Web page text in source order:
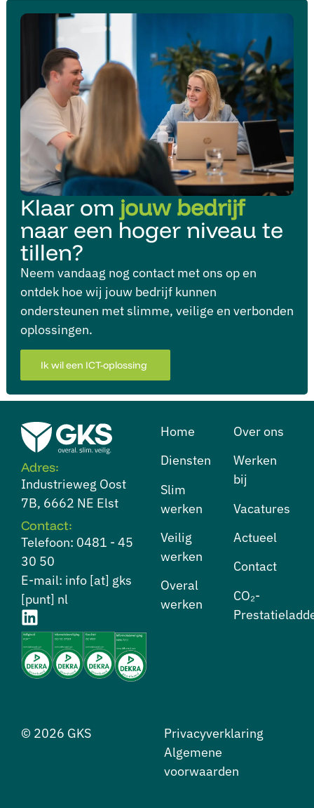
Klaar om jouw bedrijf
naar een hoger niveau te
tillen?
Neem vandaag nog contact met ons op en
ontdek hoe wij jouw bedrijf kunnen
ondersteunen met slimme, veilige en verbonden
oplossingen.
Ik wil een ICT-oplossing
Adres:
Industrieweg Oost
7B, 6662 NE Elst
Contact:
Telefoon: 0481 - 45
30 50
E-mail: info [at] gks
[punt] nl
Home
Diensten
⁠Slim
werken
⁠Veilig
werken
⁠Overal
werken
Over ons
⁠Werken
bij
Vacatures
Actueel
Contact
CO₂-
© 2026 GKS
Privacyverklaring
Algemene
voorwaarden